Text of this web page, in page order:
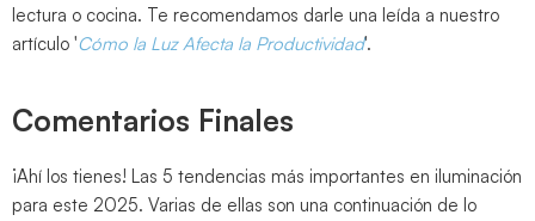
lectura o cocina. Te recomendamos darle una leída a nuestro
artículo 'Cómo la Luz Afecta la Productividad'.
Comentarios Finales
¡Ahí los tienes! Las 5 tendencias más importantes en iluminación
para este 2025. Varias de ellas son una continuación de lo